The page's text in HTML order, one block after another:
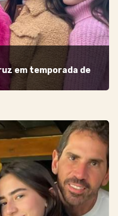
em temporada de